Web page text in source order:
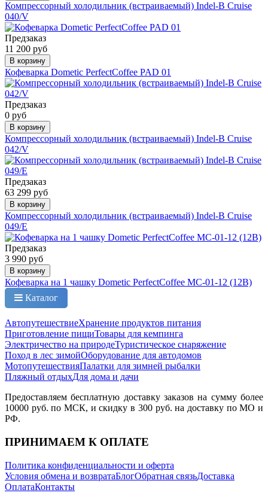
Компрессорный холодильник (встраиваемый) Indel-B Cruise
040/V
Предзаказ
11 200 руб
В корзину
Кофеварка Dometic PerfectCoffee PAD 01
Предзаказ
0 руб
В корзину
Компрессорный холодильник (встраиваемый) Indel-B Cruise
042/V
Предзаказ
63 299 руб
В корзину
Компрессорный холодильник (встраиваемый) Indel-B Cruise
049/E
Предзаказ
3 990 руб
В корзину
Кофеварка на 1 чашку Dometic PerfectCoffee MC-01-12 (12В)
Каталог
АвтопутешествиеХранение продуктов питания
Приготовление пищиТовары для кемпинга
Электричество на природеТуристическое снаряжение
Поход в лес зимойОборудование для автодомов
МотопутешествияПалатки для зимней рыбалки
Пляжный отдыхДля дома и дачи
Предоставляем бесплатную доставку заказов на сумму более
10000 руб. по МСК, и скидку в 300 руб. на доставку по МО и
РФ.
ПРИНИМАЕМ К ОПЛАТЕ
Политика конфиденциальности и оферта
Условия обмена и возвратаБлогОбратная связьДоставка
ОплатаКонтакты